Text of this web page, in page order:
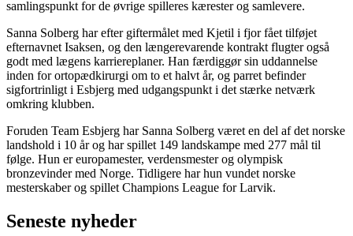
samlingspunkt for de øvrige spilleres kærester og samlevere.
Sanna Solberg har efter giftermålet med Kjetil i fjor fået tilføjet
efternavnet Isaksen, og den længerevarende kontrakt flugter også
godt med lægens karriereplaner. Han færdiggør sin uddannelse
inden for ortopædkirurgi om to et halvt år, og parret befinder
sigfortrinligt i Esbjerg med udgangspunkt i det stærke netværk
omkring klubben.
Foruden Team Esbjerg har Sanna Solberg været en del af det norske
landshold i 10 år og har spillet 149 landskampe med 277 mål til
følge. Hun er europamester, verdensmester og olympisk
bronzevinder med Norge. Tidligere har hun vundet norske
mesterskaber og spillet Champions League for Larvik.
Seneste nyheder